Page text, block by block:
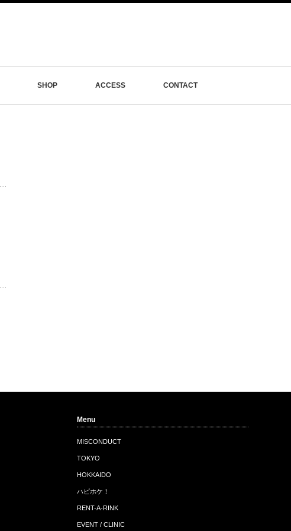
SHOP ACCESS CONTACT
Menu
MISCONDUCT
TOKYO
HOKKAIDO
ハピホケ！
RENT-A-RINK
EVENT / CLINIC